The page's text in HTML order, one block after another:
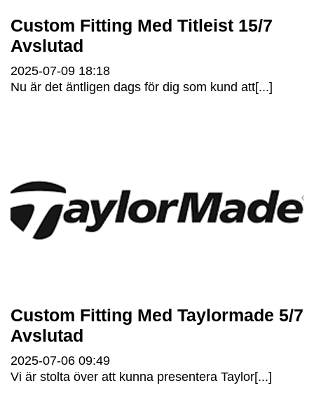
Custom Fitting Med Titleist 15/7
Avslutad
2025-07-09 18:18
Nu är det äntligen dags för dig som kund att[...]
Custom Fitting Med Taylormade 5/7
Avslutad
2025-07-06 09:49
Vi är stolta över att kunna presentera Taylor[...]